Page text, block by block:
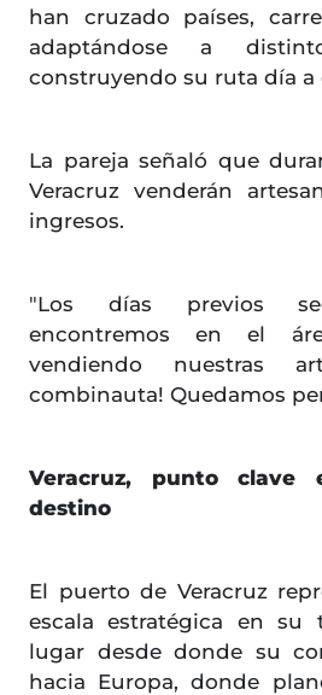
han cruzado países,
adaptándose a
construyendo su ruta día a
La pareja señaló que
Veracruz venderán
ingresos.
"Los días previos
encontremos en el
vendiendo nuestras
combinauta! Quedamos
Veracruz, punto clave
destino
El puerto de Veracruz
escala estratégica en su
lugar desde donde su
hacia Europa, donde